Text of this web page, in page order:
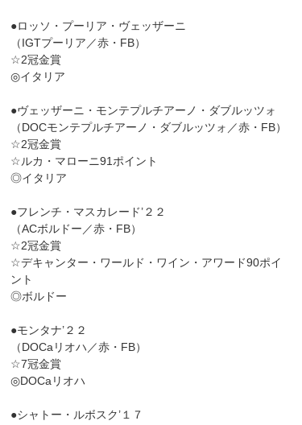
●ロッソ・プーリア・ヴェッザーニ
（IGTプーリア／赤・FB）
☆2冠金賞
◎イタリア
●ヴェッザーニ・モンテプルチアーノ・ダブルッツォ
（DOCモンテプルチアーノ・ダブルッツォ／赤・FB）
☆2冠金賞
☆ルカ・マローニ91ポイント
◎イタリア
●フレンチ・マスカレード’２２
（ACボルドー／赤・FB）
☆2冠金賞
☆デキャンター・ワールド・ワイン・アワード90ポイ
ント
◎ボルドー
●モンタナ’２２
（DOCaリオハ／赤・FB）
☆7冠金賞
◎DOCaリオハ
●シャトー・ルボスク’１７